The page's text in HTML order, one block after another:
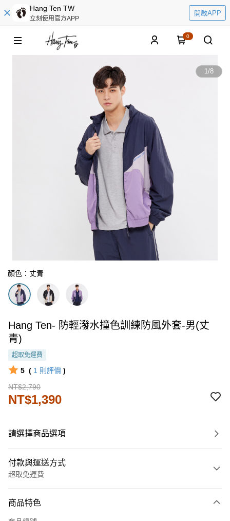
Hang Ten TW
立刻使用官方APP
開啟APP
0
1/8
顏色：丈青
Hang Ten- 防輕潑水撞色訓練防風外套-男(丈
青)
超取免運費
5 ( 1 則評價 )
NT$2,790
NT$1,390
請選擇商品選項
付款與運送方式
超取免運費
信用卡一次付款
商品特色